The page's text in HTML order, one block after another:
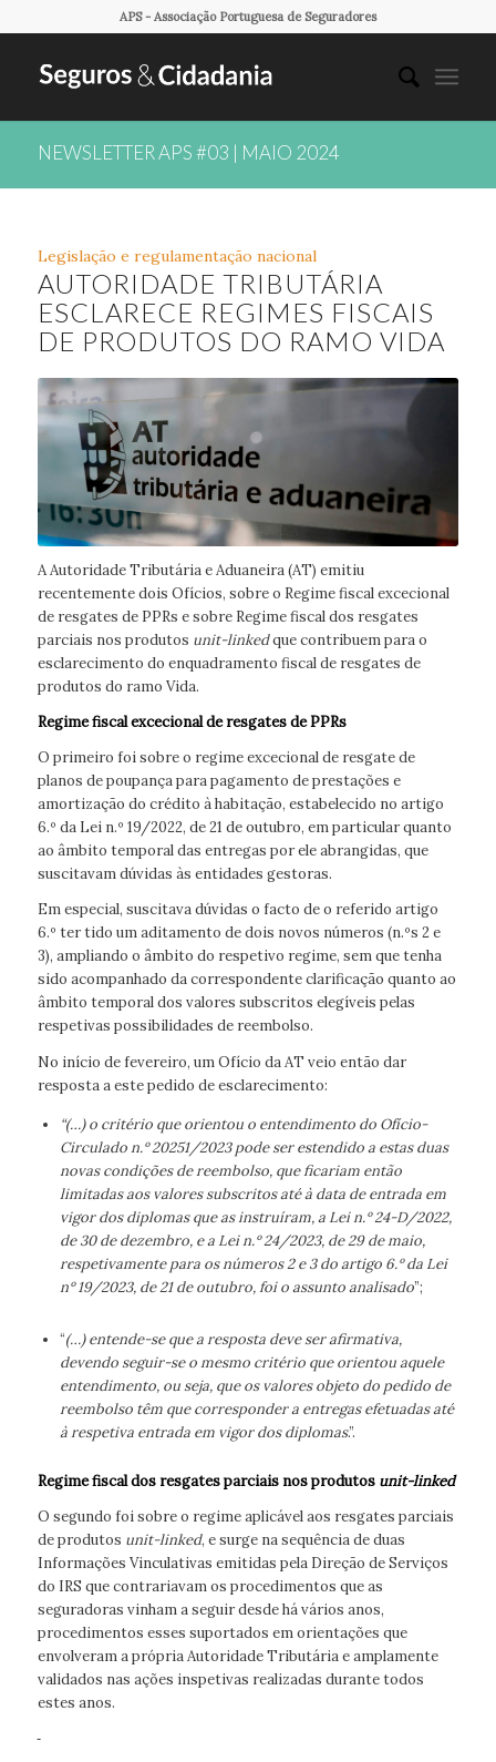
APS - Associação Portuguesa de Seguradores
NEWSLETTER APS #03 | MAIO 2024
Legislação e regulamentação nacional
AUTORIDADE TRIBUTÁRIA
ESCLARECE REGIMES FISCAIS
DE PRODUTOS DO RAMO VIDA
A Autoridade Tributária e Aduaneira (AT) emitiu
recentemente dois Ofícios, sobre o Regime fiscal excecional
de resgates de PPRs e sobre Regime fiscal dos resgates
parciais nos produtos unit-linkedque contribuem para o
esclarecimento do enquadramento fiscal de resgates de
produtos do ramo Vida.
Regime fiscal excecional de resgates de PPRs
O primeiro foi sobre o regime excecional de resgate de
planos de poupança para pagamento de prestações e
amortização do crédito à habitação, estabelecido no artigo
6.º da Lei n.º 19/2022, de 21 de outubro, em particular quanto
ao âmbito temporal das entregas por ele abrangidas, que
suscitavam dúvidas às entidades gestoras.
Em especial, suscitava dúvidas o facto de o referido artigo
6.º ter tido um aditamento de dois novos números (n.ºs 2 e
3), ampliando o âmbito do respetivo regime, sem que tenha
sido acompanhado da correspondente clarificação quanto ao
âmbito temporal dos valores subscritos elegíveis pelas
respetivas possibilidades de reembolso.
No início de fevereiro, um Ofício da AT veio então dar
resposta a este pedido de esclarecimento:
“(…) o critério que orientou o entendimento do Ofício-
Circulado n.º 20251/2023 pode ser estendido a estas duas
novas condições de reembolso, que ficariam então
limitadas aos valores subscritos até à data de entrada em
vigor dos diplomas que as instruíram, a Lei n.º 24-D/2022,
de 30 de dezembro, e a Lei n.º 24/2023, de 29 de maio,
respetivamente para os números 2 e 3 do artigo 6.º da Lei
nº 19/2023, de 21 de outubro, foi o assunto analisado”;
“(…) entende-se que a resposta deve ser afirmativa,
devendo seguir-se o mesmo critério que orientou aquele
entendimento, ou seja, que os valores objeto do pedido de
reembolso têm que corresponder a entregas efetuadas até
à respetiva entrada em vigor dos diplomas.”.
Regime fiscal dos resgates parciais nos produtos unit-linked
O segundo foi sobre o regime aplicável aos resgates parciais
de produtos unit-linked, e surge na sequência de duas
Informações Vinculativas emitidas pela Direção de Serviços
do IRS que contrariavam os procedimentos que as
seguradoras vinham a seguir desde há vários anos,
procedimentos esses suportados em orientações que
envolveram a própria Autoridade Tributária e amplamente
validados nas ações inspetivas realizadas durante todos
estes anos.